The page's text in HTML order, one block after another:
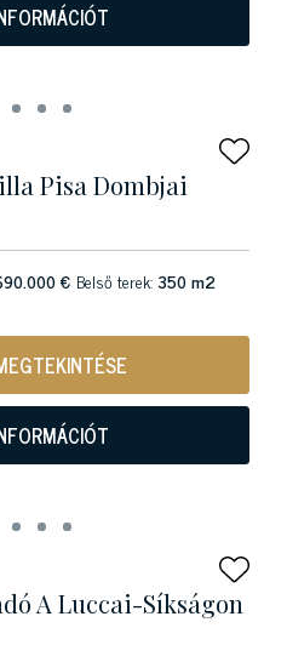
Pisa Dombjai
€ Belső terek:350 m2
A Luccai-Síkságon